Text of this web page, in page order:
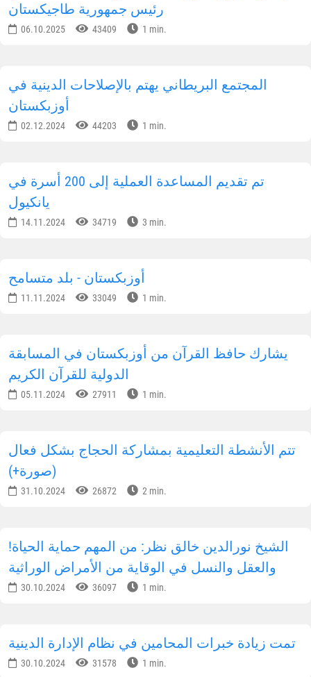
رئيس جمهورية طاجيكستان
06.10.2025 43409 1 min.
المجتمع البريطاني يهتم بالإصلاحات الدينية في
أوزبكستان
02.12.2024 44203 1 min.
تم تقديم المساعدة العملية إلى 200 أسرة في
يانكيول
14.11.2024 34719 3 min.
أوزبكستان - بلد متسامح
11.11.2024 33049 1 min.
يشارك حافظ القرآن من أوزبكستان في المسابقة
الدولية للقرآن الكريم
05.11.2024 27911 1 min.
تتم الأنشطة التعليمية بمشاركة الحجاج بشكل فعال
(صورة+)
31.10.2024 26872 2 min.
!الشيخ نورالدين خالق نظر: من المهم حماية الحياة
والعقل والنسل في الوقاية من الأمراض الوراثية
30.10.2024 36097 1 min.
تمت زيادة خبرات المحامين في نظام الإدارة الدينية
30.10.2024 31578 1 min.